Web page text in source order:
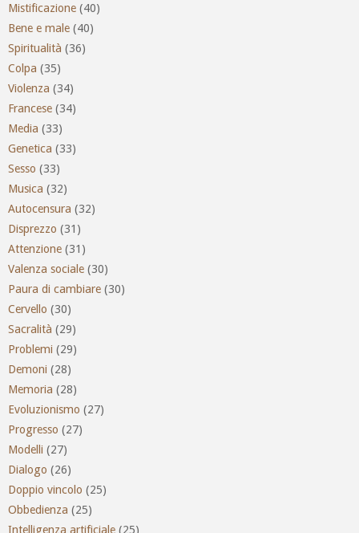
Mistificazione (40)
Bene e male (40)
Spiritualità (36)
Colpa (35)
Violenza (34)
Francese (34)
Media (33)
Genetica (33)
Sesso (33)
Musica (32)
Autocensura (32)
Disprezzo (31)
Attenzione (31)
Valenza sociale (30)
Paura di cambiare (30)
Cervello (30)
Sacralità (29)
Problemi (29)
Demoni (28)
Memoria (28)
Evoluzionismo (27)
Progresso (27)
Modelli (27)
Dialogo (26)
Doppio vincolo (25)
Obbedienza (25)
Intelligenza artificiale (25)